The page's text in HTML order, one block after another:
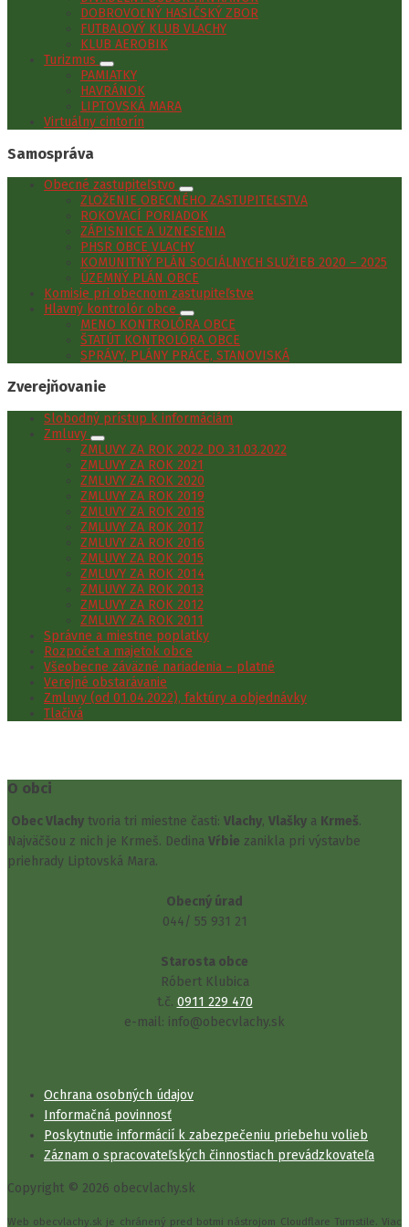
DOBROVOĽNÝ HASIČSKÝ ZBOR
FUTBALOVÝ KLUB VLACHY
KLUB AEROBIK
Turizmus
PAMIATKY
HAVRÁNOK
LIPTOVSKÁ MARA
Virtuálny cintorín
Samospráva
Obecné zastupiteľstvo
ZLOŽENIE OBECNÉHO ZASTUPITEĽSTVA
ROKOVACÍ PORIADOK
ZÁPISNICE A UZNESENIA
PHSR OBCE VLACHY
KOMUNITNÝ PLÁN SOCIÁLNYCH SLUŽIEB 2020 – 2025
ÚZEMNÝ PLÁN OBCE
Komisie pri obecnom zastupiteľstve
Hlavný kontrolór obce
MENO KONTROLÓRA OBCE
ŠTATÚT KONTROLÓRA OBCE
SPRÁVY, PLÁNY PRÁCE, STANOVISKÁ
Zverejňovanie
Slobodný prístup k informáciám
Zmluvy
ZMLUVY ZA ROK 2022 DO 31.03.2022
ZMLUVY ZA ROK 2021
ZMLUVY ZA ROK 2020
ZMLUVY ZA ROK 2019
ZMLUVY ZA ROK 2018
ZMLUVY ZA ROK 2017
ZMLUVY ZA ROK 2016
ZMLUVY ZA ROK 2015
ZMLUVY ZA ROK 2014
ZMLUVY ZA ROK 2013
ZMLUVY ZA ROK 2012
ZMLUVY ZA ROK 2011
Správne a miestne poplatky
Rozpočet a majetok obce
Všeobecne záväzné nariadenia – platné
Verejné obstarávanie
Zmluvy (od 01.04.2022), faktúry a objednávky
Tlačivá
O obci
Obec Vlachy tvoria tri miestne časti: Vlachy, Vlašky a Krmeš.
Najväčšou z nich je Krmeš. Dedina Vŕbie zanikla pri výstavbe
priehrady Liptovská Mara.
Obecný úrad
044/ 55 931 21
Starosta obce
Róbert Klubica
t.č. 0911 229 470
e-mail: info@obecvlachy.sk
Ochrana osobných údajov
Informačná povinnosť
Poskytnutie informácií k zabezpečeniu priebehu volieb
Záznam o spracovateľských činnostiach prevádzkovateľa
Copyright © 2026 obecvlachy.sk
Web obecvlachy.sk je chránený pred botmi nástrojom Cloudflare Turnstile. Viac